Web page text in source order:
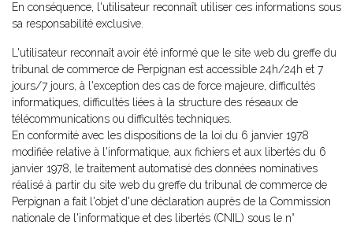
En conséquence, l'utilisateur reconnaît utiliser ces informations sous
sa responsabilité exclusive.
L'utilisateur reconnaît avoir été informé que le site web du greffe du
tribunal de commerce de Perpignan est accessible 24h/24h et 7
jours/7 jours, à l'exception des cas de force majeure, difficultés
informatiques, difficultés liées à la structure des réseaux de
télécommunications ou difficultés techniques.
En conformité avec les dispositions de la loi du 6 janvier 1978
modifiée relative à l'informatique, aux fichiers et aux libertés du 6
janvier 1978, le traitement automatisé des données nominatives
réalisé à partir du site web du greffe du tribunal de commerce de
Perpignan a fait l'objet d'une déclaration auprès de la Commission
nationale de l'informatique et des libertés (CNIL) sous le n°